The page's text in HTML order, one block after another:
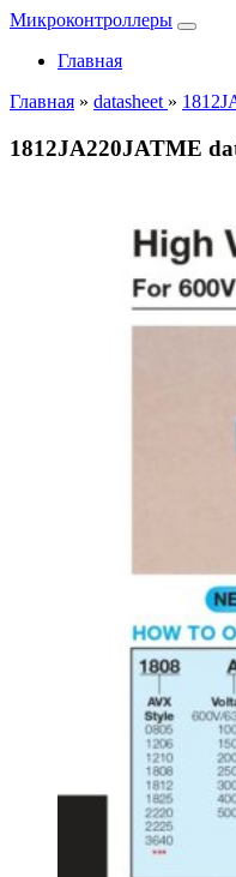
Микроконтроллеры
Главная
Главная » datasheet »
1812JA220JATME